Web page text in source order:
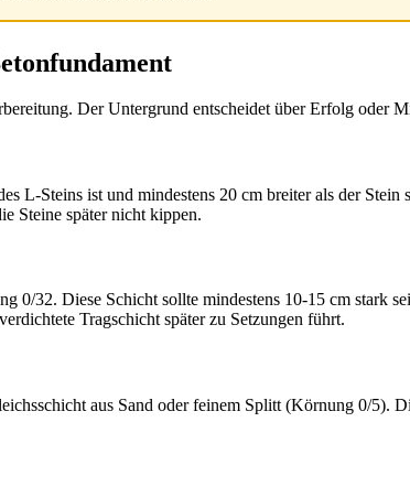
Der Untergrund entscheidet über Erfolg oder
L-Steins ist und mindestens 20 cm breiter als der
Steine später nicht kippen.
0/32. Diese Schicht sollte mindestens 10-15 cm stark
Tragschicht später zu Setzungen führt.
aus Sand oder feinem Splitt (Körnung 0/5).